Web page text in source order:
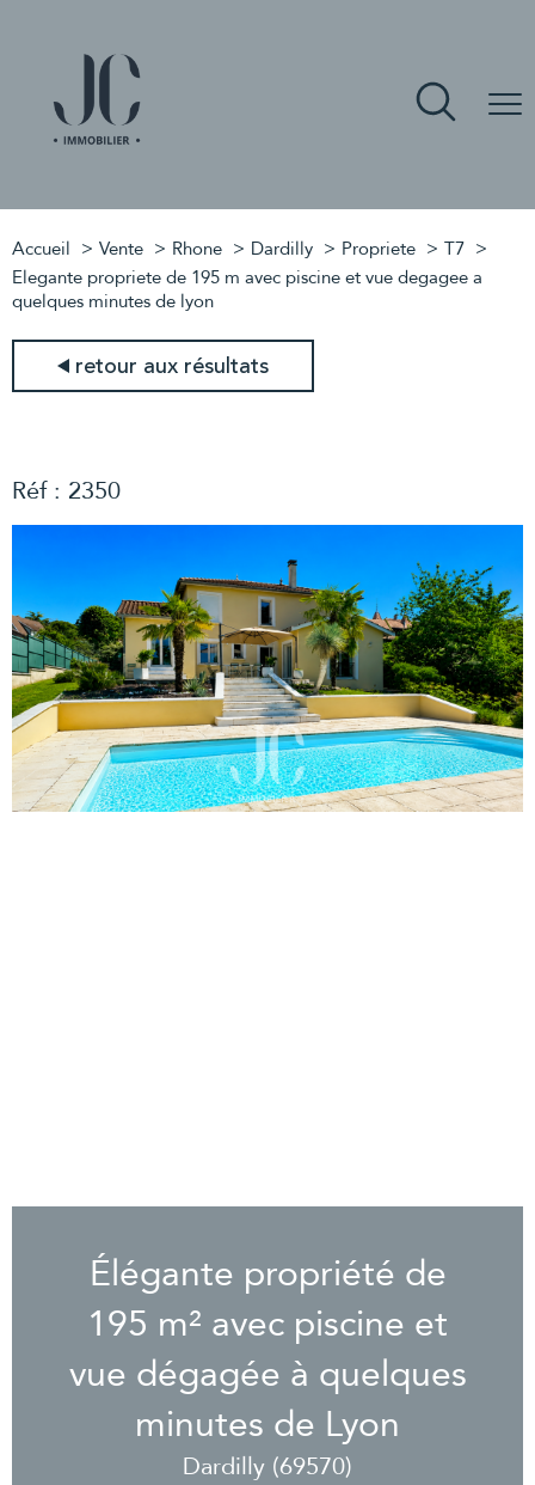
Accueil Vente Rhone Dardilly Propriete
T7
Elegante propriete de 195 m avec piscine et vue degagee a
quelques minutes de lyon
retour aux résultats
Réf : 2350
Élégante propriété de
195 m² avec piscine et
vue dégagée à quelques
minutes de Lyon
Dardilly (69570)